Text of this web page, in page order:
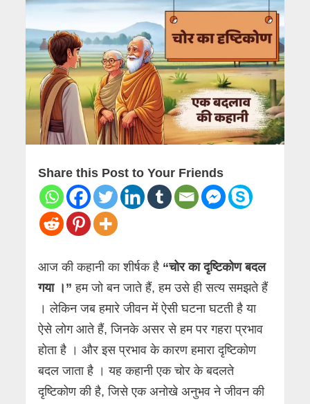
Share this Post to Your Friends
आज की कहानी का शीर्षक है “चोर का दृष्टिकोण बदल
गया ।”हम जो बन जाते हैं, हम उसे ही सत्य समझते हैं
। लेकिन जब हमारे जीवन में ऐसी घटना घटती है या
ऐसे लोग आते हैं, जिनके असर से हम पर गहरा प्रभाव
होता है । और इस प्रभाव के कारण हमारा दृष्टिकोण
बदल जाता है । यह कहानी एक चोर के बदलते
दृष्टिकोण की है, जिसे एक अनोखे अनुभव ने जीवन की